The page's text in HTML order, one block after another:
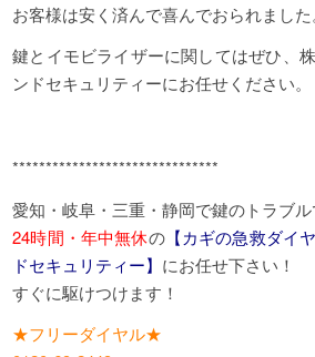
お客様は安く済んで喜んでおられまし
鍵とイモビライザーに関してはぜひ、
ンドセキュリティーにお任せください。
*******************************
愛知・岐阜・三重・静岡で鍵のトラブ
24時間・年中無休の【カギの急救ダイ
ドセキュリティー】 にお任せ下さい！
すぐに駆けつけます！
★フリーダイヤル★